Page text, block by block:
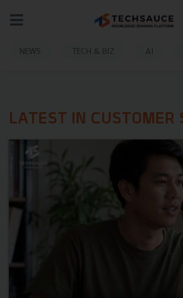
NEWS TECH & BIZ AI
LATEST IN CUSTOMER